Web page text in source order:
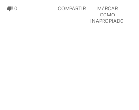
0 COMPARTIR
MARCAR
COMO
INAPROPIADO